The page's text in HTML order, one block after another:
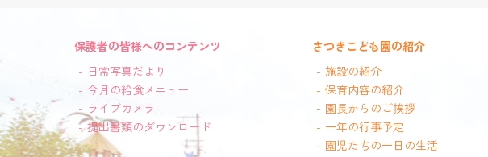
保護者の皆様へのコンテンツ
日常写真だより
今月の給食メニュー
ライブカメラ
提出書類のダウンロード
さつきこども園の紹介
施設の紹介
保育内容の紹介
園長からのご挨拶
一年の行事予定
園児たちの一日の生活